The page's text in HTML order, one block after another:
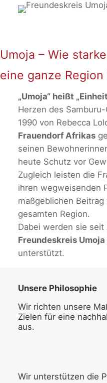
Umoja – Wie
eine ganze
„Umoja“ heißt
Herzen des
1990 von Rebecca
Frauendorf Afrikas
seinen
heute Schutz vor
Zugleich leisten die
ihren wegweisenden
maßgeblichen
gesamten Region.
Dabei werden sie seit
Freundeskreis Umoja
unterstützt.
Unsere Philosophie
Wir richten unsere
Zielen für eine
aus.
Wir unterstützen die